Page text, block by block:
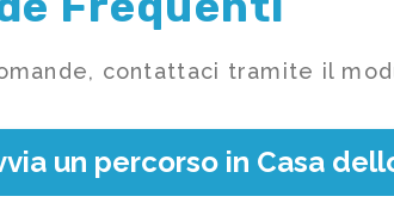
contattaci tramite il
un percorso in Casa